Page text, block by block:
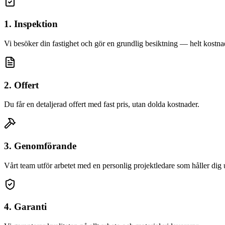
1. Inspektion
Vi besöker din fastighet och gör en grundlig besiktning — helt
2. Offert
Du får en detaljerad offert med fast pris, utan dolda kostnader.
3. Genomförande
Vårt team utför arbetet med en personlig projektledare som håller dig
4. Garanti